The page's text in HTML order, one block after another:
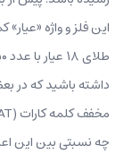
چه نسبتی بین این